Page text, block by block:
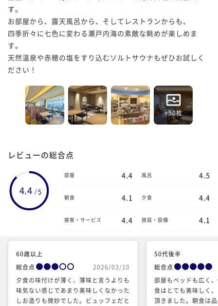
す。
お部屋から、露天風呂から、そしてレストランからも、
四季折々に七色に変わる瀬戸内海の素敵な眺めが楽しめま
す。
天然温泉や赤穂の塩をすり込むソルトサウナもぜひお試しく
+50枚
レビューの総合点
4.4 / 5
部屋 4.4 風呂 4.5
朝食 4.1 夕食 4.4
接客・サービス 4.4 施設・設備 4.1
60歳以上
総合点
2026/03/10
夕食の味付けが薄く、薄味と言うよりも
味気ない感じであまり美味しくなかった
しお造りも微妙でした。ビュッフェだと
50代後半
総合点
部屋もベッドも広く
食はとても美味しく
頂きました。朝食は